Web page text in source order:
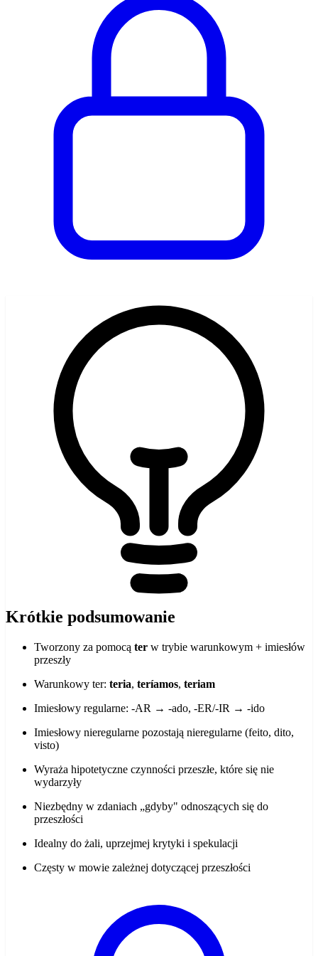
Krótkie podsumowanie
Tworzony za pomocą ter w trybie warunkowym + imiesłów
przeszły
Warunkowy ter: teria, teríamos, teriam
Imiesłowy regularne: -AR → -ado, -ER/-IR → -ido
Imiesłowy nieregularne pozostają nieregularne (feito, dito,
visto)
Wyraża hipotetyczne czynności przeszłe, które się nie
wydarzyły
Niezbędny w zdaniach „gdyby" odnoszących się do
przeszłości
Idealny do żali, uprzejmej krytyki i spekulacji
Częsty w mowie zależnej dotyczącej przeszłości